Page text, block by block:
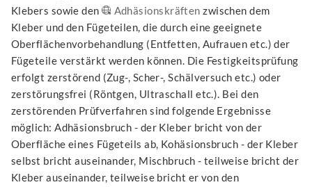
Klebers sowie den
Adhäsionskräften zwischen dem
Kleber und den Fügeteilen, die durch eine geeignete
Oberflächenvorbehandlung (Entfetten, Aufrauen etc.) der
Fügeteile verstärkt werden können. Die Festigkeitsprüfung
erfolgt zerstörend (Zug-, Scher-, Schälversuch etc.) oder
zerstörungsfrei (Röntgen, Ultraschall etc.). Bei den
zerstörenden Prüfverfahren sind folgende Ergebnisse
möglich: Adhäsionsbruch - der Kleber bricht von der
Oberfläche eines Fügeteils ab, Kohäsionsbruch - der Kleber
selbst bricht auseinander, Mischbruch - teilweise bricht der
Kleber auseinander, teilweise bricht er von den